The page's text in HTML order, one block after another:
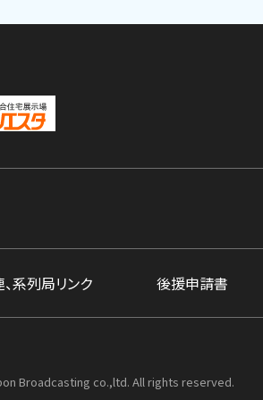
系列局リンク 後援申請書
Broadcasting co.,ltd. All rights reserved.